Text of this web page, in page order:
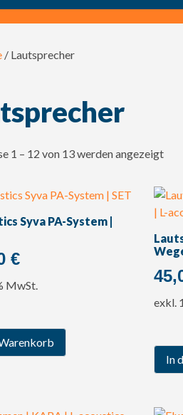
/ Lautsprecher
1 – 12 von 13 werden angezeigt
Syva PA-System |
€
MwSt.
exkl.
In